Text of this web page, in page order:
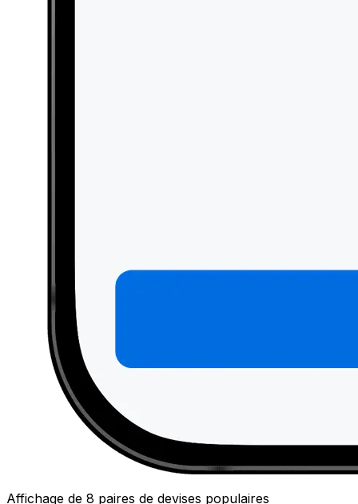
Affichage de 8 paires de devises populaires